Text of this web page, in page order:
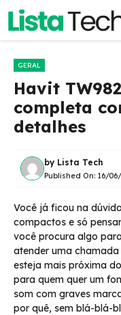
Pular
o
GERAL
Havit
completa
detalhes
by Lista Tech
Published On: 16/
Você já ficou na
compactos e só
você procura algo
atender uma
esteja mais próxima
para quem quer um
som com graves
por quê, sem blá-blá-